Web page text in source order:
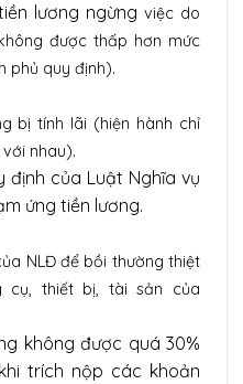
lương ngừng việc do
được thấp hơn mức
phủ quy định).
bị tính lãi (hiện hành chỉ
nhau).
định của Luật Nghĩa vụ
ứng tiền lương.
NLĐ để bồi thường thiệt
cụ, thiết bị, tài sản của
không được quá 30%
trích nộp các khoản